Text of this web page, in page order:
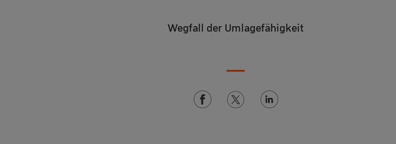
Wegfall der Umlagefähigkeit